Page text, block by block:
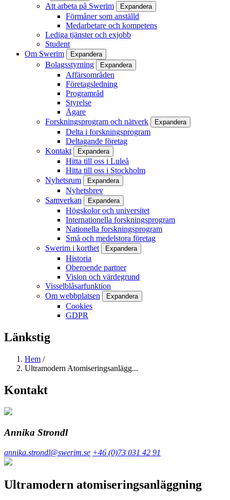
Att arbeta på Swerim Expandera
Förmåner som anställd
Medarbetare och kompetens
Lediga tjänster och exjobb
Student
Om Swerim
Expandera
Bolagsstyrning Expandera
Affärsområden
Företagsledning
Programråd
Styrelse
Ägare
Forskningsprogram och nätverk
Expandera
Delta i forskningsprogram
Deltagande företag
Kontakt
Expandera
Hitta till oss i Luleå
Hitta till oss i Stockholm
Nyhetsrum
Expandera
Nyhetsbrev
Samverkan
Expandera
Högskolor och universitet
Internationella forskningsprogram
Nationella forskningsprogram
Små och medelstora företag
Swerim i korthet
Expandera
Historia
Oberoende partner
Vision och värdegrund
Visselblåsarfunktion
Om webbplatsen
Expandera
Cookies
GDPR
Länkstig
Hem /
Ultramodern Atomiseringsanlägg...
Kontakt
Annika Strondl
annika.strondl@swerim.se +46 (0)73 031 42 91
Ultramodern atomiseringsanläggning